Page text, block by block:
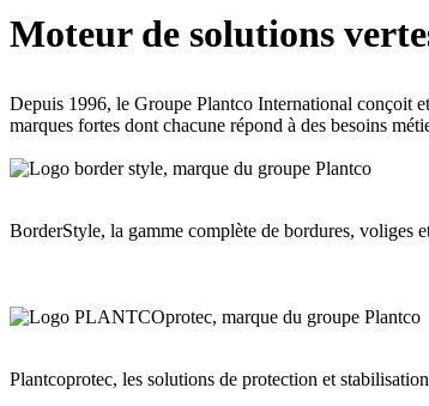
Moteur de solutions
Depuis 1996, le Groupe Plantco International conçoit
marques fortes dont chacune répond à des besoins
BorderStyle, la gamme complète de bordures, voliges
Plantcoprotec, les solutions de protection et